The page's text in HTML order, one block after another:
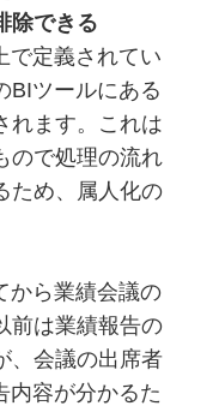
除できる
で定義されてい
BIツールにある
れます。これは
ので処理の流れ
ため、属人化の
から業績会議の
前は業績報告の
、会議の出席者
内容が分かるた